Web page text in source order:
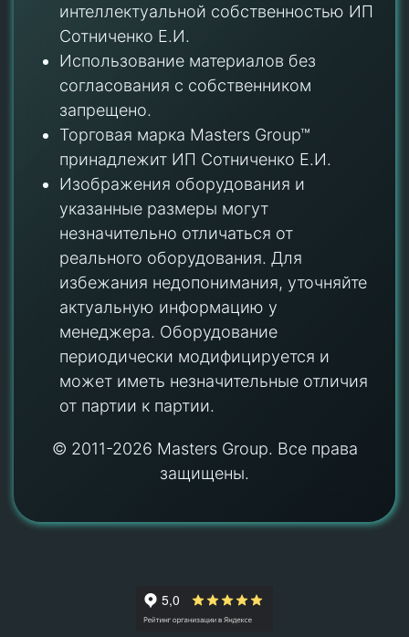
интеллектуальной собственностью ИП
Сотниченко Е.И.
Использование материалов без
согласования с собственником
запрещено.
Торговая марка Masters Group™
принадлежит ИП Сотниченко Е.И.
Изображения оборудования и
указанные размеры могут
незначительно отличаться от
реального оборудования. Для
избежания недопонимания, уточняйте
актуальную информацию у
менеджера. Оборудование
периодически модифицируется и
может иметь незначительные отличия
от партии к партии.
© 2011-2026 Masters Group. Все права
защищены.